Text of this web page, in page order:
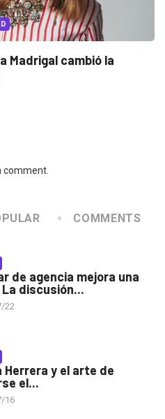
de Lux Awards 2019
comment.
COMMENTS
de agencia mejora una
discusión...
22
Herrera y el arte de
el...
16